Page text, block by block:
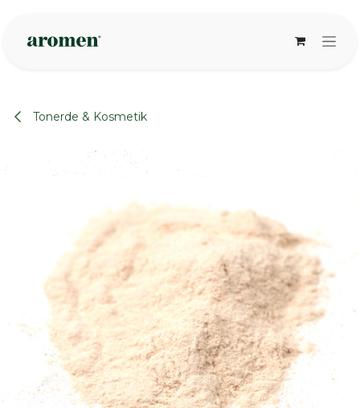
Tonerde & Kosmetik
None